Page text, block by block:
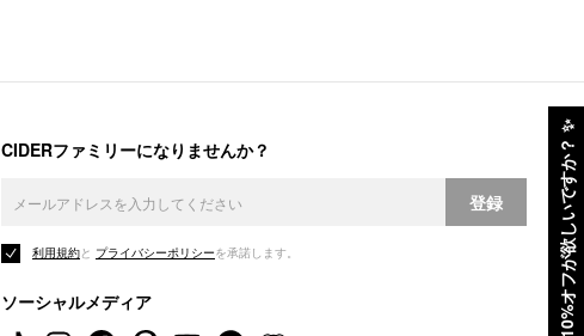
10%オフが欲しいですか？
✨
CIDERファミリーになりませんか？
登録
利用規約と プライバシーポリシーを承諾します。
ソーシャルメディア